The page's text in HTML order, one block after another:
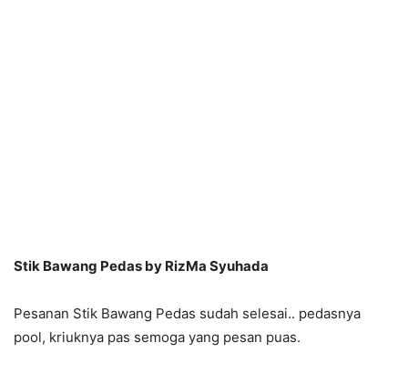
Stik Bawang Pedas by RizMa Syuhada
Pesanan Stik Bawang Pedas sudah selesai.. pedasnya
pool, kriuknya pas semoga yang pesan puas.